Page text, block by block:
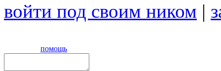
войти под своим ником |
помощь